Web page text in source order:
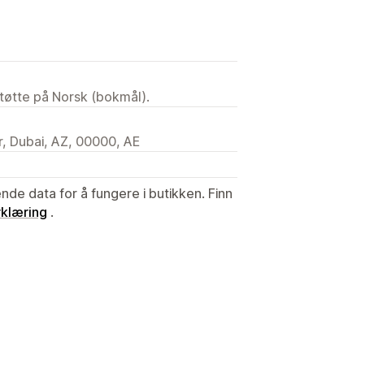
på Norsk (bokmål).
Dubai, AZ, 00000, AE
data for å fungere i butikken. Finn
.